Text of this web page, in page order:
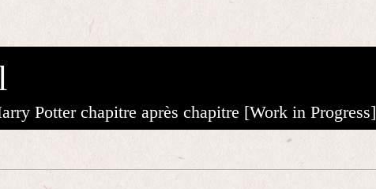
Potter chapitre après chapitre [Work in Progress]